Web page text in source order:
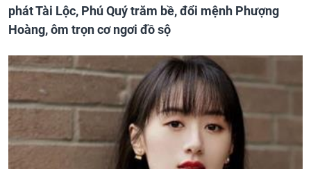
phát Tài Lộc, Phú Quý trăm bề, đổi mệnh Phượng
Hoàng, ôm trọn cơ ngơi đồ sộ